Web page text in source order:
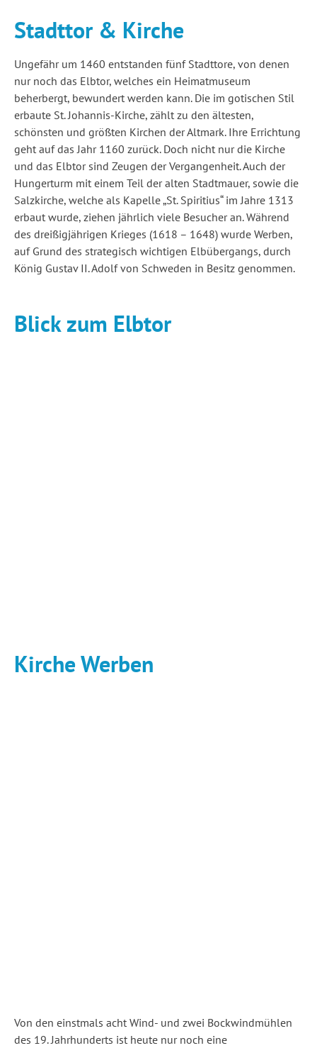
Stadttor & Kirche
Ungefähr um 1460 entstanden fünf Stadttore, von denen
nur noch das Elbtor, welches ein Heimatmuseum
beherbergt, bewundert werden kann. Die im gotischen Stil
erbaute St. Johannis-Kirche, zählt zu den ältesten,
schönsten und größten Kirchen der Altmark. Ihre Errichtung
geht auf das Jahr 1160 zurück. Doch nicht nur die Kirche
und das Elbtor sind Zeugen der Vergangenheit. Auch der
Hungerturm mit einem Teil der alten Stadtmauer, sowie die
Salzkirche, welche als Kapelle „St. Spiritius“ im Jahre 1313
erbaut wurde, ziehen jährlich viele Besucher an. Während
des dreißigjährigen Krieges (1618 – 1648) wurde Werben,
auf Grund des strategisch wichtigen Elbübergangs, durch
König Gustav II. Adolf von Schweden in Besitz genommen.
Blick zum Elbtor
Kirche Werben
Von den einstmals acht Wind- und zwei Bockwindmühlen
des 19. Jahrhunderts ist heute nur noch eine